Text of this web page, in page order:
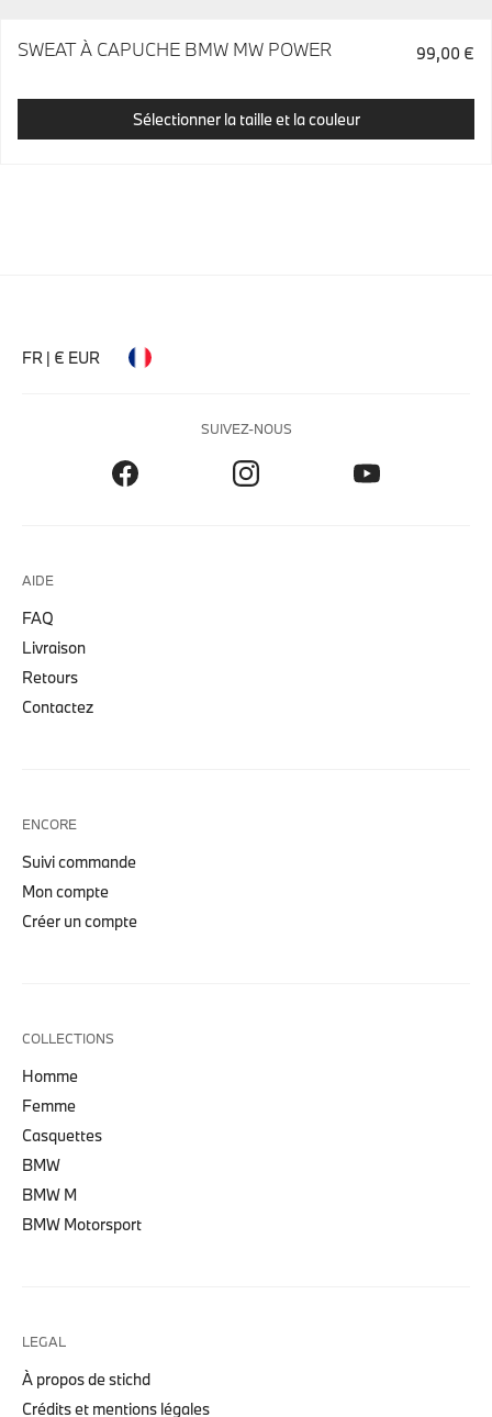
SWEAT À CAPUCHE BMW MW POWER 99,00 €
Sélectionner la taille et la couleur
FR | € EUR
SUIVEZ-NOUS
AIDE
FAQ
Livraison
Retours
Contactez
ENCORE
Suivi commande
Mon compte
Créer un compte
COLLECTIONS
Homme
Femme
Casquettes
BMW
BMW M
BMW Motorsport
LEGAL
À propos de stichd
Crédits et mentions légales